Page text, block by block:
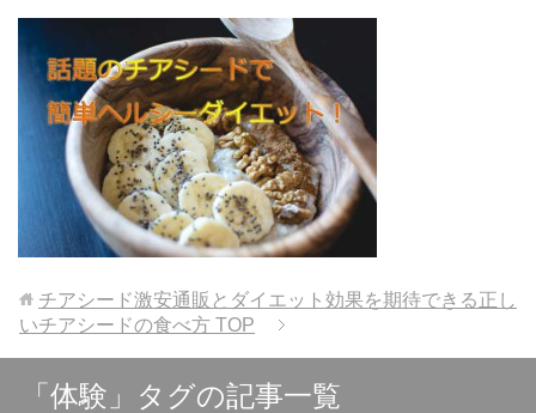
チアシード激安通販とダイエット効果を期待できる正し
いチアシードの食べ方 TOP
「体験」タグの記事一覧